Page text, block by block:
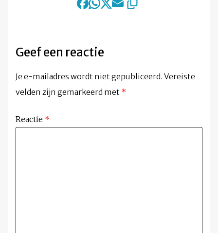
Geef een reactie
Je e-mailadres wordt niet gepubliceerd. Vereiste
velden zijn gemarkeerd met *
Reactie *